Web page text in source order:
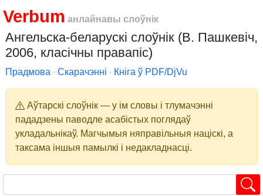
Verbum анлайнавы слоўнік
Ангельска-беларускі слоўнік (В. Пашкевіч,
2006, класічны правапіс)
Прадмова ∙ Скарачэнні ∙ Кніга ў PDF/DjVu
Аўтарскі слоўнік — у ім словы і тлумачэнні
пададзены паводле асабістых поглядаў
укладальнікаў. Магчымыя няправільныя націскі, а
таксама іншыя памылкі і недакладнасці.